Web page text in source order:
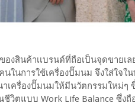
องสินค้าเเบรนด์ที่ถือเป็นจุดขายเ
นในการใช้เครื่องปั๊มนม จึงใส่ใจ
เครื่องปั๊มนมให้มีนวัตกรรมใหม่ๆ
ชีวิตแบบ Work Life Balance ซึ่ง